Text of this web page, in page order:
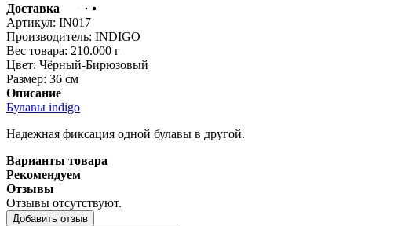
Доставка
Артикул: IN017
Производитель: INDIGO
Вес товара: 210.000 г
Цвет: Чёрный-Бирюзовый
Размер: 36 см
Описание
Булавы indigo
Надежная фиксация одной булавы в другой.
Варианты товара
Рекомендуем
Отзывы
Отзывы отсутствуют.
Добавить отзыв